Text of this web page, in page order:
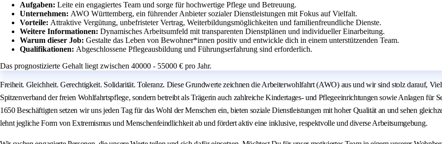
Aufgaben: Leite ein engagiertes Team und sorge für hochwertige Pflege und Betreuung.
Unternehmen: AWO Württemberg, ein führender Anbieter sozialer Dienstleistungen mit Fokus auf Vielfalt.
Vorteile: Attraktive Vergütung, unbefristeter Vertrag, Weiterbildungsmöglichkeiten und familienfreundliche Dienste.
Weitere Informationen: Dynamisches Arbeitsumfeld mit transparenten Dienstplänen und individueller Einarbeitung.
Warum dieser Job: Gestalte das Leben von Bewohner*innen positiv und entwickle dich in einem unterstützenden Team.
Qualifikationen: Abgeschlossene Pflegeausbildung und Führungserfahrung sind erforderlich.
Das prognostizierte Gehalt liegt zwischen 40000 - 55000 € pro Jahr.
Freiheit. Gleichheit. Gerechtigkeit. Solidarität. Toleranz. Diese Grundwerte zeichnen die Arbeiterwohlfahrt (AWO) aus und wir sind stolz darauf,
Spitzenverband der freien Wohlfahrtspflege, sondern betreibt als Trägerin auch zahlreiche Kindertages- und Pflegeeinrichtungen sowie Anlagen
1650 Beschäftigten setzen wir uns jeden Tag für das Wohl der Menschen ein, bieten soziale Dienstleistungen mit hoher Qualität an und sehen
lehnt jegliche Form von Extremismus und Menschenfeindlichkeit ab und fördert aktiv eine inklusive, respektvolle und diverse Arbeitsumgebung.